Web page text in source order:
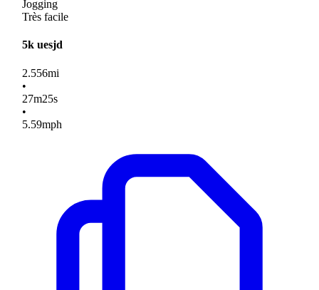
Jogging
Très facile
5k uesjd
2.556mi
•
27m25s
•
5.59mph